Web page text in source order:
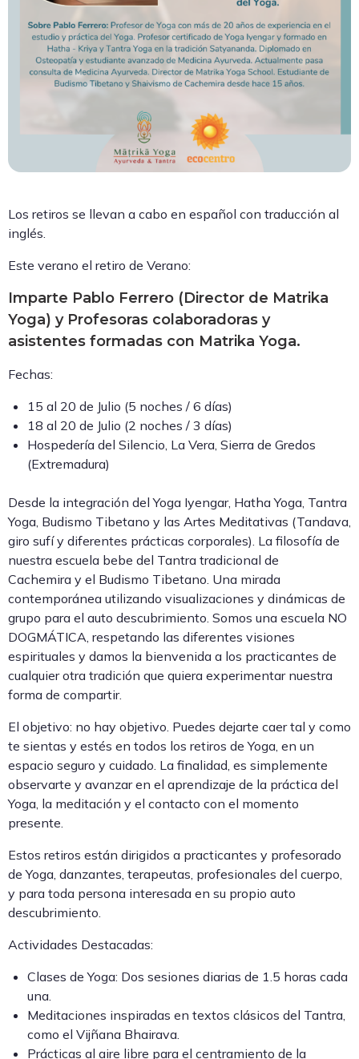
Los retiros se llevan a cabo en español con traducción al
inglés.
Este verano el retiro de Verano:
Imparte Pablo Ferrero (Director de Matrika
Yoga) y Profesoras colaboradoras y
asistentes formadas con Matrika Yoga.
Fechas:
15 al 20 de Julio (5 noches / 6 días)
18 al 20 de Julio (2 noches / 3 días)
Hospedería del Silencio, La Vera, Sierra de Gredos
(Extremadura)
Desde la integración del Yoga Iyengar, Hatha Yoga, Tantra
Yoga, Budismo Tibetano y las Artes Meditativas (Tandava,
giro sufí y diferentes prácticas corporales). La filosofía de
nuestra escuela bebe del Tantra tradicional de
Cachemira y el Budismo Tibetano. Una mirada
contemporánea utilizando visualizaciones y dinámicas de
grupo para el auto descubrimiento. Somos una escuela NO
DOGMÁTICA, respetando las diferentes visiones
espirituales y damos la bienvenida a los practicantes de
cualquier otra tradición que quiera experimentar nuestra
forma de compartir.
El objetivo: no hay objetivo. Puedes dejarte caer tal y como
te sientas y estés en todos los retiros de Yoga, en un
espacio seguro y cuidado. La finalidad, es simplemente
observarte y avanzar en el aprendizaje de la práctica del
Yoga, la meditación y el contacto con el momento
presente.
Estos retiros están dirigidos a practicantes y profesorado
de Yoga, danzantes, terapeutas, profesionales del cuerpo,
y para toda persona interesada en su propio auto
descubrimiento.
Actividades Destacadas:
Clases de Yoga: Dos sesiones diarias de 1.5 horas cada
una.
Meditaciones inspiradas en textos clásicos del Tantra,
como el Vijñana Bhairava.
Prácticas al aire libre para el centramiento de la